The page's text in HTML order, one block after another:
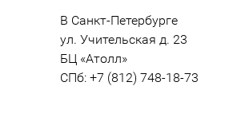
В Санкт-Петербурге
ул. Учительская д. 23
БЦ «Атолл»
СПб: +7 (812) 748-18-73